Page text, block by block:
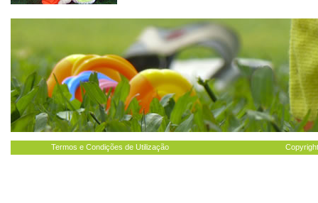
Termos e Condições de Utilização